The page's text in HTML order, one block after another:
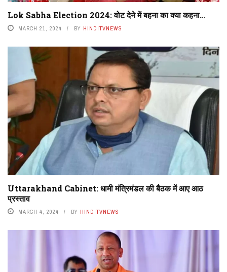
Lok Sabha Election 2024: वोट देने में बहना का क्या कहना…
MARCH 21, 2024 BY HINDITVNEWS
Uttarakhand Cabinet: धामी मंत्रिमंडल की बैठक में आए आठ
प्रस्ताव
MARCH 4, 2024 BY HINDITVNEWS